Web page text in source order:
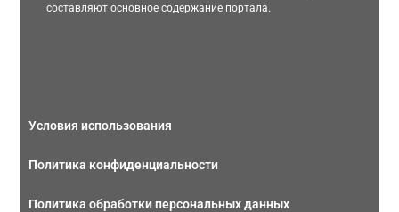
составляют основное содержание портала.
Условия использования
Политика конфиденциальности
Политика обработки персональных данных